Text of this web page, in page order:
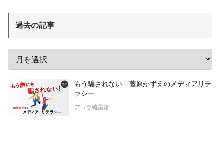
過去の記事
もう騙されない 藤原かずえのメディアリテ
ラシー
アゴラ編集部